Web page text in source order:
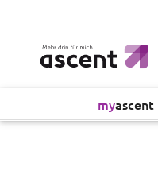
myascent